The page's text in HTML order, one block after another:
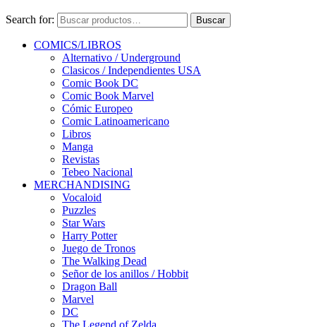
Search for: Buscar
COMICS/LIBROS
Alternativo / Underground
Clasicos / Independientes USA
Comic Book DC
Comic Book Marvel
Cómic Europeo
Comic Latinoamericano
Libros
Manga
Revistas
Tebeo Nacional
MERCHANDISING
Vocaloid
Puzzles
Star Wars
Harry Potter
Juego de Tronos
The Walking Dead
Señor de los anillos / Hobbit
Dragon Ball
Marvel
DC
The Legend of Zelda